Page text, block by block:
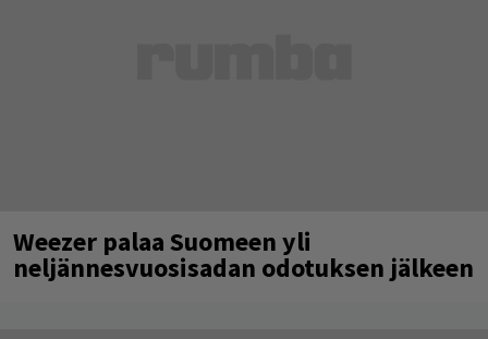
Weezer palaa Suomeen yli
neljännesvuosisadan odotuksen jälkeen